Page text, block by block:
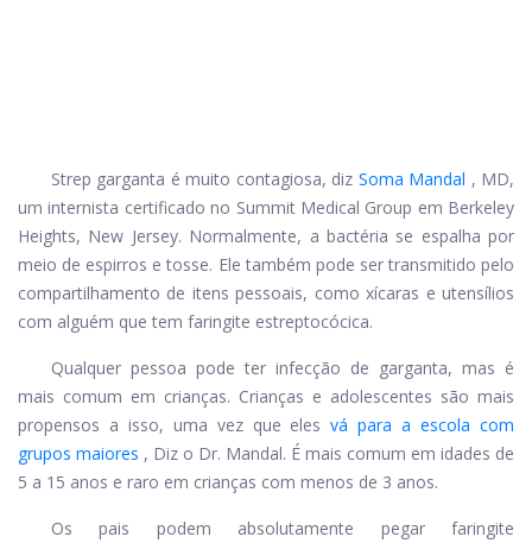
Strep garganta é muito contagiosa, diz Soma Mandal , MD,
um internista certificado no Summit Medical Group em Berkeley
Heights, New Jersey. Normalmente, a bactéria se espalha por
meio de espirros e tosse. Ele também pode ser transmitido pelo
compartilhamento de itens pessoais, como xícaras e utensílios
com alguém que tem faringite estreptocócica.
Qualquer pessoa pode ter infecção de garganta, mas é
mais comum em crianças. Crianças e adolescentes são mais
propensos a isso, uma vez que eles vá para a escola com
grupos maiores , Diz o Dr. Mandal. É mais comum em idades de
5 a 15 anos e raro em crianças com menos de 3 anos.
Os pais podem absolutamente pegar faringite